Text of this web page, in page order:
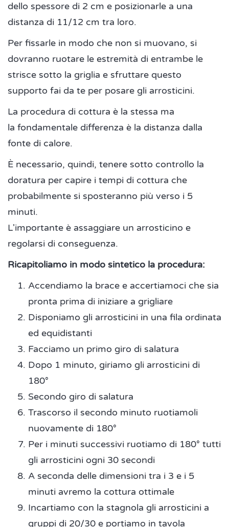
dello spessore di 2 cm e posizionarle a una
distanza di 11/12 cm tra loro.
Per fissarle in modo che non si muovano, si
dovranno ruotare le estremità di entrambe le
strisce sotto la griglia e sfruttare questo
supporto fai da te per posare gli arrosticini.
La procedura di cottura è la stessa ma
la fondamentale differenza è la distanza dalla
fonte di calore.
È necessario, quindi, tenere sotto controllo la
doratura per capire i tempi di cottura che
probabilmente si sposteranno più verso i 5
minuti.
L'importante è assaggiare un arrosticino e
regolarsi di conseguenza.
Ricapitoliamo in modo sintetico la procedura:
Accendiamo la brace e accertiamoci che sia
pronta prima di iniziare a grigliare
Disponiamo gli arrosticini in una fila ordinata
ed equidistanti
Facciamo un primo giro di salatura
Dopo 1 minuto, giriamo gli arrosticini di
180°
Secondo giro di salatura
Trascorso il secondo minuto ruotiamoli
nuovamente di 180°
Per i minuti successivi ruotiamo di 180° tutti
gli arrosticini ogni 30 secondi
A seconda delle dimensioni tra i 3 e i 5
minuti avremo la cottura ottimale
Incartiamo con la stagnola gli arrosticini a
gruppi di 20/30 e portiamo in tavola